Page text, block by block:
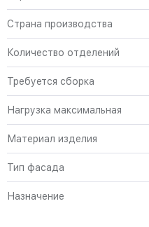
Страна производства
Количество отделений
Требуется сборка
Нагрузка максимальная
Материал изделия
Тип фасада
Назначение